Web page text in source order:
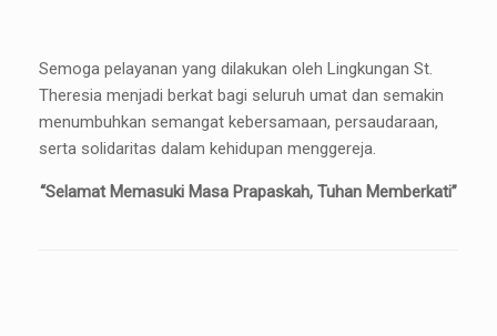
Semoga pelayanan yang dilakukan oleh Lingkungan St.
Theresia menjadi berkat bagi seluruh umat dan semakin
menumbuhkan semangat kebersamaan, persaudaraan,
serta solidaritas dalam kehidupan menggereja.
“Selamat Memasuki Masa Prapaskah, Tuhan Memberkati”